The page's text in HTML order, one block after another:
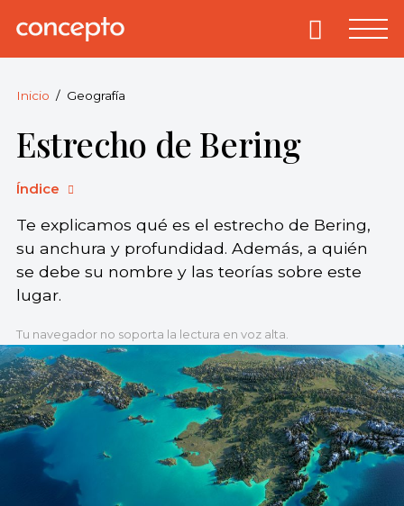
Concepto.
derechos
reservados.
Primary
Inicio Geografía
Estrecho de Bering
Índice
Te explicamos qué es el estrecho de Bering,
su anchura y profundidad. Además, a quién
se debe su nombre y las teorías sobre este
lugar.
Tu navegador no soporta la lectura en voz alta.